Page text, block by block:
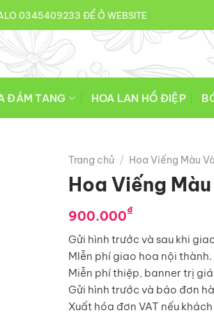
0345409233 ĐỂ Ở WEBSITE
ĐÁM TANG HOA LAN HỒ ĐIỆP
Trang chủ / Hoa Viếng Màu
Hoa Viếng
900.000₫
Gửi hình trước và sau khi
MIễn phí giao hoa nội thành.
Miễn phí thiệp, banner trị
Gửi hình trước và báo đơn
Xuất hóa đơn VAT nếu